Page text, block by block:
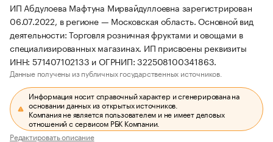
ИП Абдулоева Мафтуна Мирвайдуллоевна зарегистрирован
06.07.2022, в регионе — Московская область. Основной вид
деятельности: Торговля розничная фруктами и овощами в
специализированных магазинах. ИП присвоены реквизиты
ИНН: 571407102133 и ОГРНИП: 322508100341863.
Данные получены из публичных государственных источников.
Информация носит справочный характер и сгенерирована на
основании данных из открытых источников.
Компания не является пользователем и не имеет деловых
отношений с сервисом РБК Компании.
Редактировать описание